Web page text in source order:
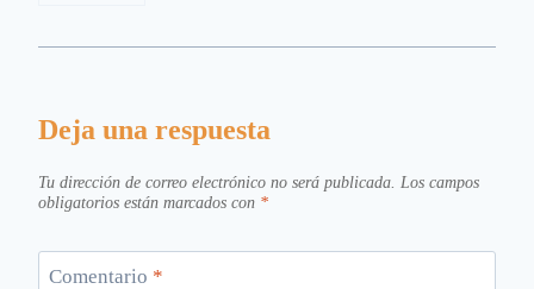
Deja una respuesta
Tu dirección de correo electrónico no será publicada. Los campos
obligatorios están marcados con *
Comentario *